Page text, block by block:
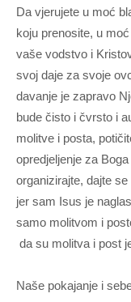
Da vjerujete u moć
koju prenosite, u
vaše vodstvo i
svoj daje za svoje
davanje je zapravo
bude čisto i čvrsto i
molitve i posta,
opredjeljenje za
organizirajte, dajte
jer sam Isus je
samo molitvom i
da su molitva i post
Naše pokajanje i